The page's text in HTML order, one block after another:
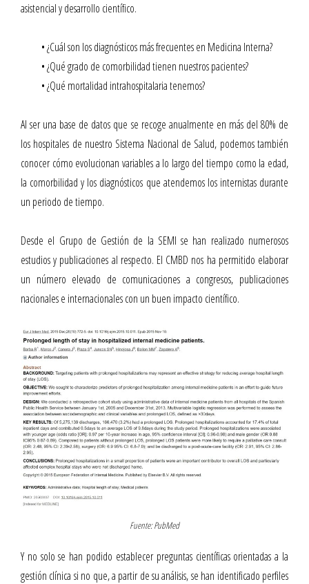
asistencial y desarrollo científico.
• ¿Cuál son los diagnósticos más frecuentes en Medicina Interna?
• ¿Qué grado de comorbilidad tienen nuestros pacientes?
• ¿Qué mortalidad intrahospitalaria tenemos?
Al ser una base de datos que se recoge anualmente en más del 80% de
los hospitales de nuestro Sistema Nacional de Salud, podemos también
conocer cómo evolucionan variables a lo largo del tiempo como la edad,
la comorbilidad y los diagnósticos que atendemos los internistas durante
un periodo de tiempo.
Desde el Grupo de Gestión de la SEMI se han realizado numerosos
estudios y publicaciones al respecto. El CMBD nos ha permitido elaborar
un número elevado de comunicaciones a congresos, publicaciones
nacionales e internacionales con un buen impacto científico.
Fuente: PubMed
Y no solo se han podido establecer preguntas científicas orientadas a la
gestión clínica si no que, a partir de su análisis, se han identificado perfiles